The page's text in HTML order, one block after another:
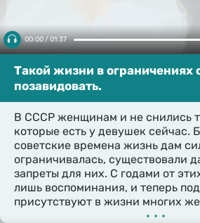
00:00 / 01:37
Такой жизни в
позавидовать.
В СССР женщинам и не снились
которые есть у девушек сейчас.
советские времена жизнь дам
ограничивалась, существовали
запреты для них. С годами от
лишь воспоминания, и теперь
присутствуют в жизни многих
•••